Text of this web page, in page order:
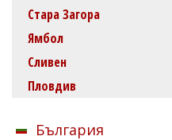
Стара Загора
Ямбол
Сливен
Пловдив
България